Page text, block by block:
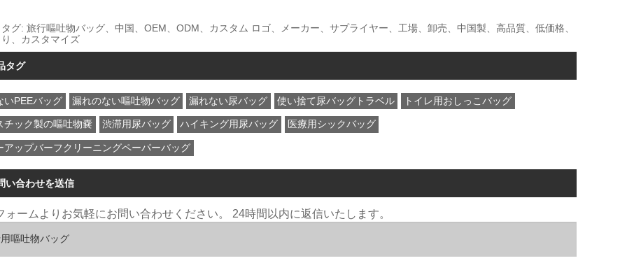
グ: 旅行嘔吐物バッグ、中国、OEM、ODM、カスタム ロゴ、メーカー、サプライヤー、工場、卸売、中国製、高品質、低価格、
、カスタマイズ
タグ
いPEEバッグ 漏れのない嘔吐物バッグ 漏れない尿バッグ 使い捨て尿バッグトラベル トイレ用おしっこバッグ
チック製の嘔吐物嚢 渋滞用尿バッグ ハイキング用尿バッグ 医療用シックバッグ
アップバーフクリーニングペーパーバッグ
い合わせを送信
ォームよりお気軽にお問い合わせください。 24時間以内に返信いたします。